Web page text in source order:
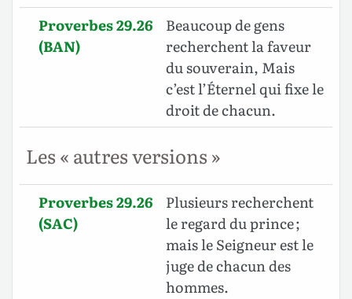
Proverbes 29.26
(BAN)
Beaucoup de gens
recherchent la faveur
du souverain, Mais
c’est l’Éternel qui fixe le
droit de chacun.
Les « autres versions »
Proverbes 29.26
(SAC)
Plusieurs recherchent
le regard du prince ;
mais le Seigneur est le
juge de chacun des
hommes.